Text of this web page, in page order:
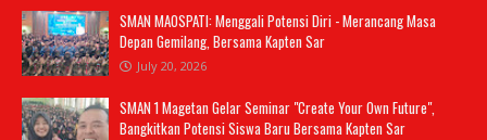
SMAN MAOSPATI: Menggali Potensi Diri - Merancang Masa
Depan Gemilang, Bersama Kapten Sar
July 20, 2026
SMAN 1 Magetan Gelar Seminar "Create Your Own Future",
Bangkitkan Potensi Siswa Baru Bersama Kapten Sar